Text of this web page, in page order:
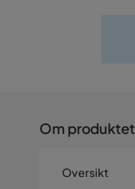
Om produktet
Oversikt